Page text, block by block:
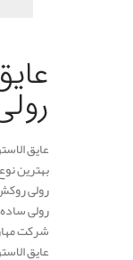
عایق
بهترین
رولی
رولی
شرکت
عایق